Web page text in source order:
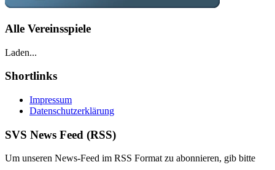
Alle Vereinsspiele
Laden...
Shortlinks
Impressum
Datenschutzerklärung
SVS News Feed (RSS)
Um unseren News-Feed im RSS For­mat zu abon­nieren, gib bitte